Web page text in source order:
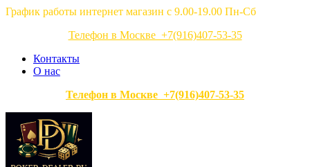
График работы интернет магазин с 9.00-19.00 Пн-Сб
Телефон в Москве +7(916)407-53-35
Контакты
О нас
Телефон в Москве +7(916)407-53-35